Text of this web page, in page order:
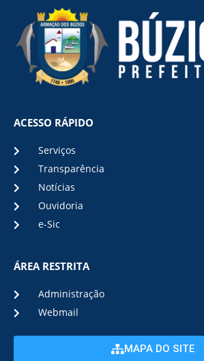
ACESSO RÁPIDO
Serviços
Transparência
Notícias
Ouvidoria
e-Sic
ÁREA RESTRITA
Administração
Webmail
MAPA DO SITE